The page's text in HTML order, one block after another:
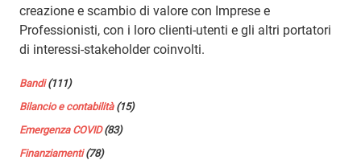
creazione e scambio di valore con Imprese e
Professionisti, con i loro clienti-utenti e gli altri portatori
di interessi-stakeholder coinvolti.
Bandi(111)
Bilancio e contabilità(15)
Emergenza COVID(83)
Finanziamenti(78)